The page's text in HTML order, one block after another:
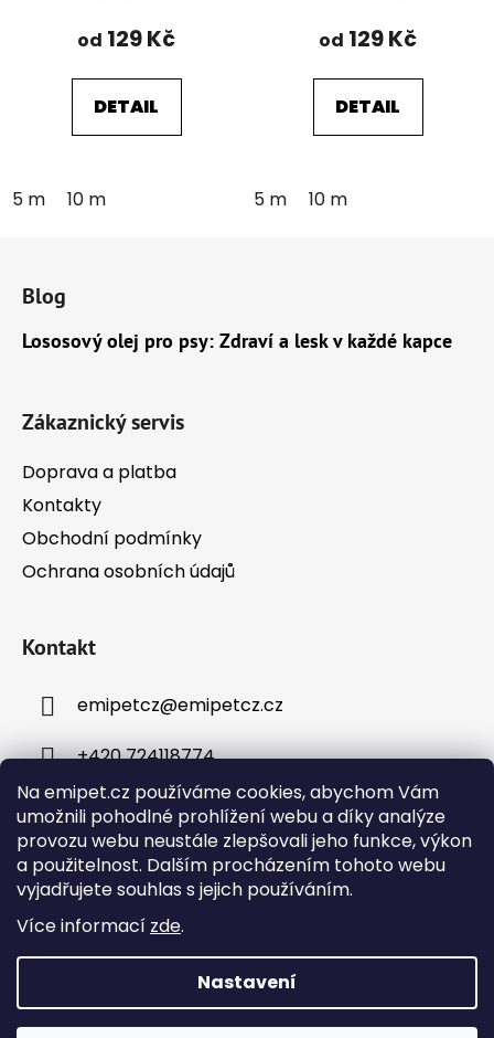
Na emipet.cz používáme cookies, abychom Vám
umožnili pohodlné prohlížení webu a díky analýze
provozu webu neustále zlepšovali jeho funkce, výkon
a použitelnost. Dalším procházením tohoto webu
vyjadřujete souhlas s jejich používáním.
Více informací zde.
Nastavení
Objednávky přijaté v pracovní dny do 12:00 budou
od 129 Kč
DETAIL
5 m 10 m
od 129 Kč
DETAIL
5 m 10 m
Blog
Lososový olej pro psy: Zdraví a lesk v každé kapce
Zákaznický servis
Doprava a platba
Kontakty
Obchodní podmínky
Ochrana osobních údajů
Kontakt
emipetcz@emipetcz.cz
+420 724118774
Instagram
Vytvořil Shoptet